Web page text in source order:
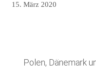
15. März 2020
Polen, Dänemark